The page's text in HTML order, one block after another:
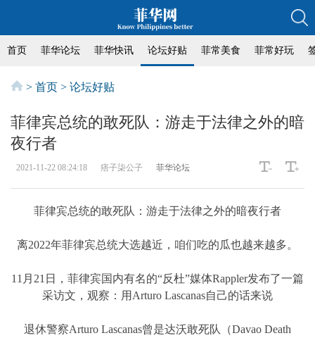
首页 菲华论坛 菲华快讯 论坛好贴 菲常美食 菲常好玩
> 首页 > 论坛好贴
菲律宾总统的敢死队：游走于法律之外的暗
夜行者
2021-11-22 08:24:18 痞子柒公子 菲华论坛
菲律宾总统的敢死队：游走于法律之外的暗夜行者
离2022年菲律宾总统大选越近，咱们吃的瓜也越来越多。
11月21日，菲律宾国内有名的“反杜”媒体Rappler发布了一篇
采访文，观察：用Arturo Lascanas自己的话来说
退休警察Arturo Lascanas曾是达沃敢死队（Davao Death